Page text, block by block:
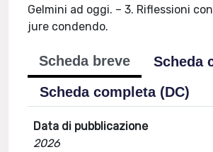
Gelmini ad oggi. – 3. Riflessioni
jure condendo.
Scheda breve
Scheda
Scheda completa (DC)
Data di pubblicazione
2026